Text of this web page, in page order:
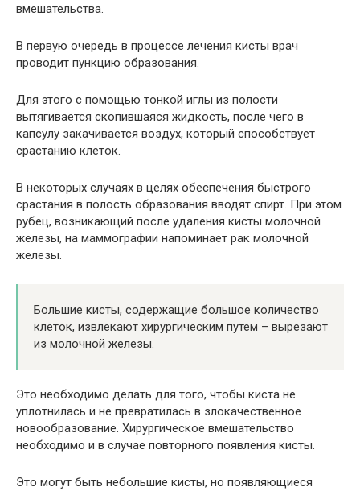
вмешательства.
В первую очередь в процессе лечения кисты врач
проводит пункцию образования.
Для этого с помощью тонкой иглы из полости
вытягивается скопившаяся жидкость, после чего в
капсулу закачивается воздух, который способствует
срастанию клеток.
В некоторых случаях в целях обеспечения быстрого
срастания в полость образования вводят спирт. При этом
рубец, возникающий после удаления кисты молочной
железы, на маммографии напоминает рак молочной
железы.
Большие кисты, содержащие большое количество
клеток, извлекают хирургическим путем – вырезают
из молочной железы.
Это необходимо делать для того, чтобы киста не
уплотнилась и не превратилась в злокачественное
новообразование. Хирургическое вмешательство
необходимо и в случае повторного появления кисты.
Это могут быть небольшие кисты, но появляющиеся